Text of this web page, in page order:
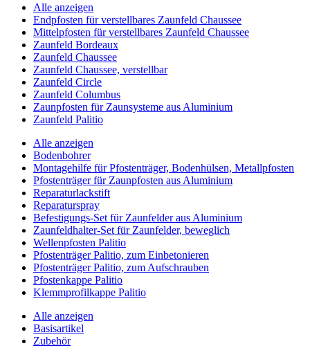
Alle anzeigen
Endpfosten für verstellbares Zaunfeld Chaussee
Mittelpfosten für verstellbares Zaunfeld Chaussee
Zaunfeld Bordeaux
Zaunfeld Chaussee
Zaunfeld Chaussee, verstellbar
Zaunfeld Circle
Zaunfeld Columbus
Zaunpfosten für Zaunsysteme aus Aluminium
Zaunfeld Palitio
Alle anzeigen
Bodenbohrer
Montagehilfe für Pfostenträger, Bodenhülsen, Metallpfosten
Pfostenträger für Zaunpfosten aus Aluminium
Reparaturlackstift
Reparaturspray
Befestigungs-Set für Zaunfelder aus Aluminium
Zaunfeldhalter-Set für Zaunfelder, beweglich
Wellenpfosten Palitio
Pfostenträger Palitio, zum Einbetonieren
Pfostenträger Palitio, zum Aufschrauben
Pfostenkappe Palitio
Klemmprofilkappe Palitio
Alle anzeigen
Basisartikel
Zubehör